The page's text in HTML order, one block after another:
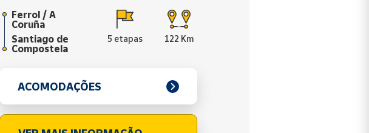
Ferrol / A
Coruña
Santiago de
Compostela
5 etapas 122 Km
ACOMODAÇÕES